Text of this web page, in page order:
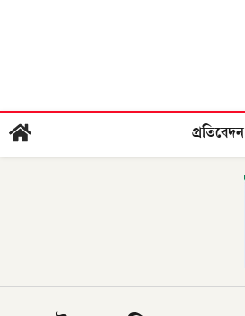
প্রতিবেদন